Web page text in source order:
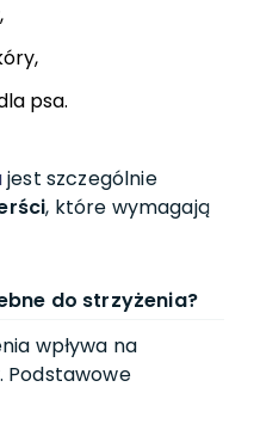
psa.
jest szczególnie
, które wymagają
do strzyżenia?
wpływa na
Podstawowe